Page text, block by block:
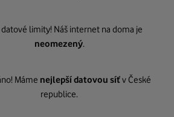
limity! Náš internet na doma je
neomezený.
Máme nejlepší datovou síťv České
republice.